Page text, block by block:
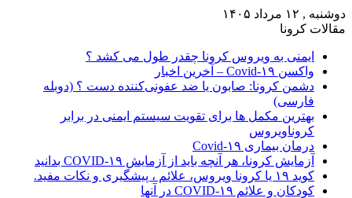
دوشنبه , ۱۲ مرداد ۱۴۰۵
مقالات کرونا
ایمنی به ویروس کرونا چقدر طول می کشد ؟
واکسن Covid-۱۹ – آخرین اخبار
دشمن کرونا: صابون یا ضد عفونی‌کننده دست ؟ (دوبله
فارسی)
بهترین مکمل ها برای تقویت سیستم ایمنی در برابر
کروناویروس
درمان بیماری Covid-۱۹
آزمایش کرونا، هر آنچه باید از آزمایش COVID-۱۹ بدانید
کوید ۱۹ یا کرونا ویروس، علائم ، پیشگیری و نکات مفید.
کودکان و علائم COVID-۱۹ در آنها